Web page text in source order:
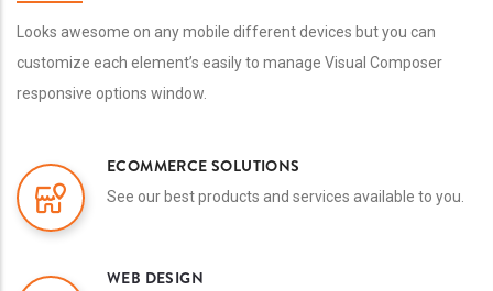
Looks awesome on any mobile different devices but you can
customize each element’s easily to manage Visual Composer
responsive options window.
ECOMMERCE SOLUTIONS
See our best products and services available to you.
WEB DESIGN